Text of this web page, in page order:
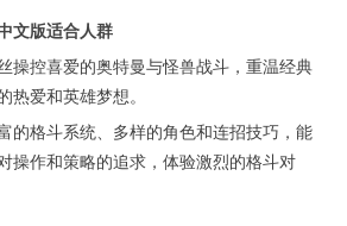
文版适合人群
操控喜爱的奥特曼与怪兽战斗，重温经典
热爱和英雄梦想。
的格斗系统、多样的角色和连招技巧，能
操作和策略的追求，体验激烈的格斗对